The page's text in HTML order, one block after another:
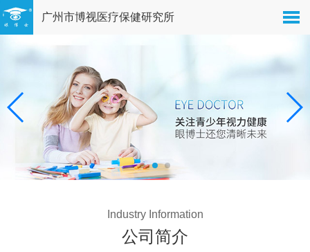
广州市博视医疗保健研究所
Industry Information
公司简介